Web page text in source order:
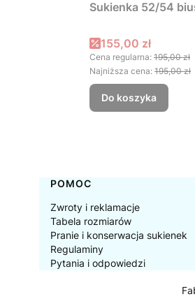
Sukienka 52/54
Cena promocyjna
155,00 zł
Cena regularna: 195,00 zł
Najniższa cena: 195,00 zł
Do koszyka
Linki w stopce
POMOC
Zwroty i reklamacje
Tabela rozmiarów
Pranie i konserwacja sukienek
Regulaminy
Pytania i odpowiedzi